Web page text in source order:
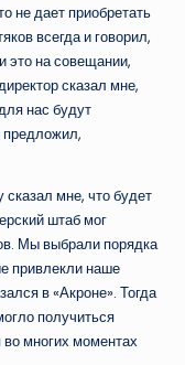
не дает приобретать
всегда и говорил,
это на совещании,
сказал мне,
нас будут
предложил,
сказал мне, что будет
штаб мог
Мы выбрали порядка
привлекли наше
в «Акроне». Тогда
получиться
многих моментах